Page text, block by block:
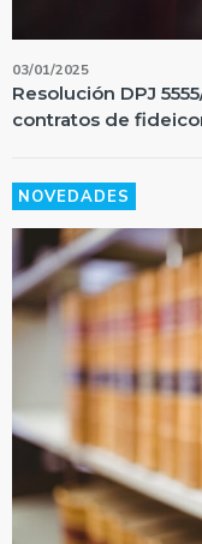
03/01/2025
Resolución DPJ
contratos de
NOVEDADES